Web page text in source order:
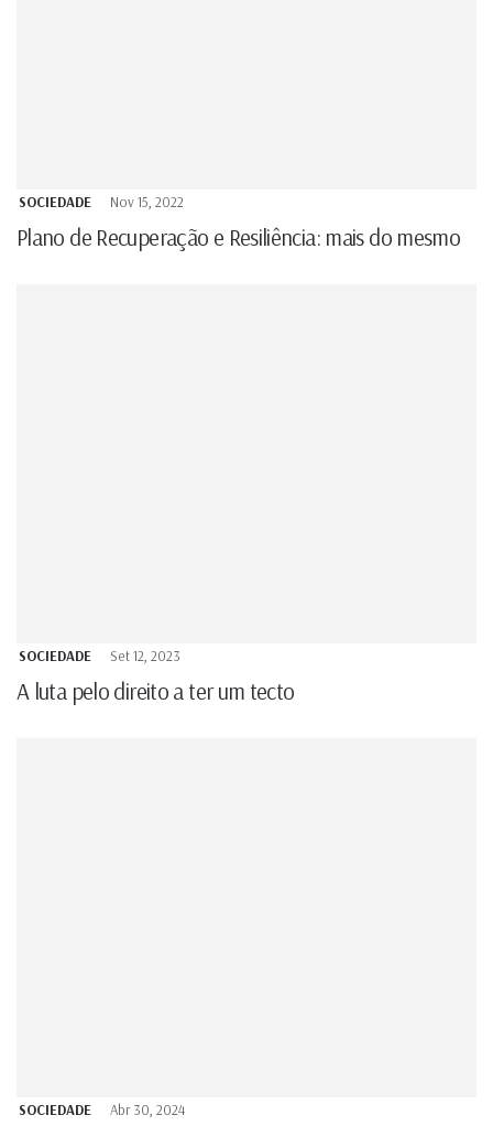
SOCIEDADE Nov 15, 2022
Plano de Recuperação e Resiliência: mais do mesmo
SOCIEDADE Set 12, 2023
A luta pelo direito a ter um tecto
SOCIEDADE Abr 30, 2024